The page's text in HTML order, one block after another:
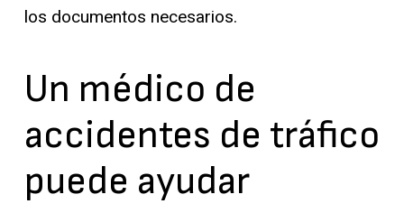
los documentos necesarios.
Un médico de
accidentes de tráfico
puede ayudar